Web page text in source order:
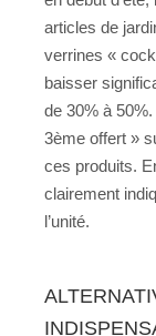
articles de
verrines «
baisser
de 30% à
3ème offert »
ces produits.
clairement
l’unité.